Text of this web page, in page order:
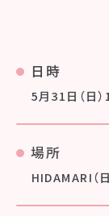
日時
5月31日（日
場所
HIDAMARI（